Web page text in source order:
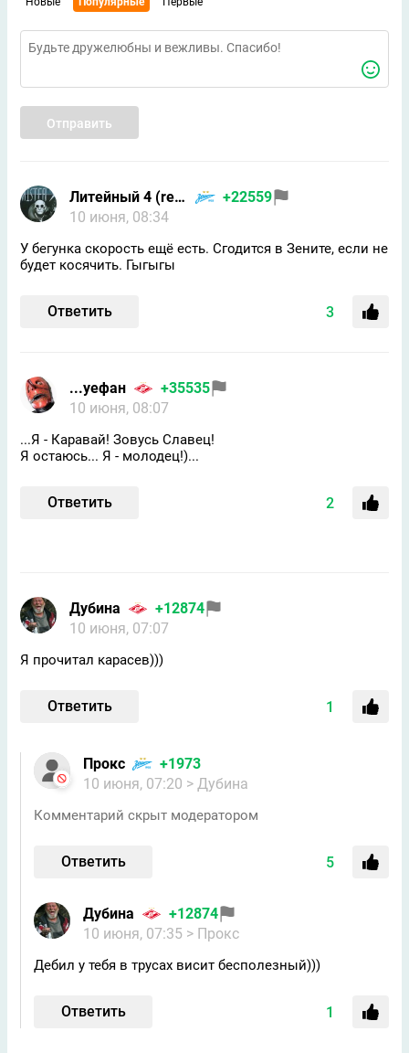
Отправить
Литейный 4 (returned)
+22559
10 июня, 08:34
У бегунка скорость ещё есть. Сгодится в Зените, если не
будет косячить. Гыгыгы
Ответить 3
...уефан
+35535
10 июня, 08:07
...Я - Каравай! Зовусь Славец!
Я остаюсь... Я - молодец!)...
Ответить 2
Дубина
+12874
10 июня, 07:07
Я прочитал карасев)))
Ответить 1
Прокс
+1973
10 июня, 07:20 > Дубина
Комментарий скрыт модератором
Ответить 5
Дубина
+12874
10 июня, 07:35 > Прокс
Дебил у тебя в трусах висит бесполезный)))
Ответить 1